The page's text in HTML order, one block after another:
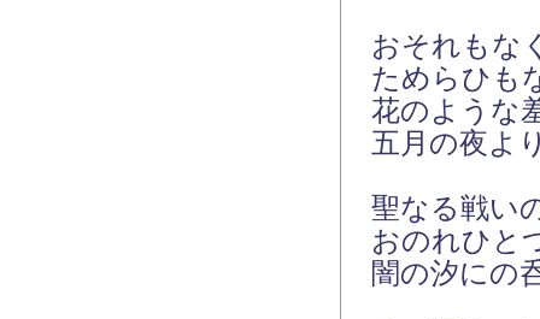
おそれもな
ためらひも
花のような
五月の夜よ
聖なる戦い
おのれひと
闇の汐にの